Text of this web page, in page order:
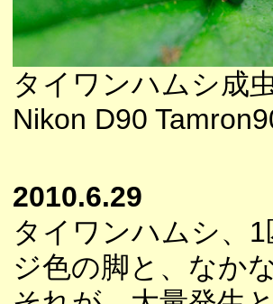
タイワンハムシ成
Nikon D90
2010.6.29
タイワンハムシ、
ジ色の脚と、なか